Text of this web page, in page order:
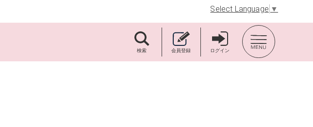
Select Language ▼
検索 会員登録 ログイン